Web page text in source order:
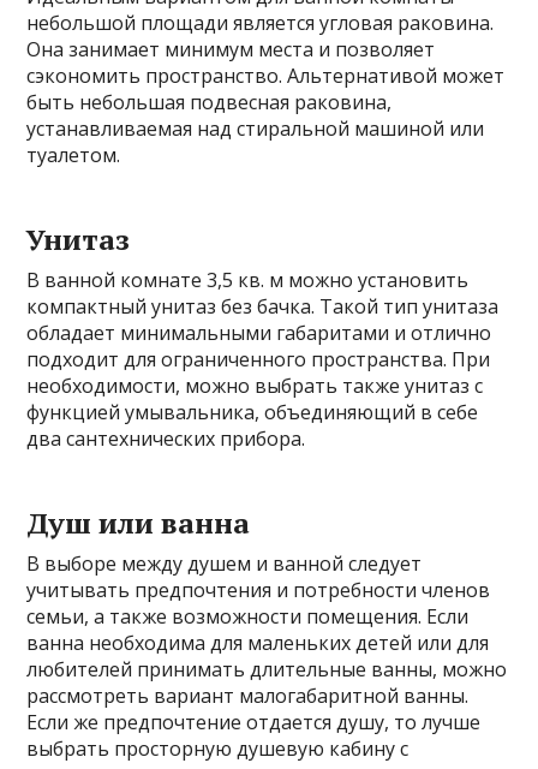
небольшой площади является угловая раковина.
Она занимает минимум места и позволяет
сэкономить пространство. Альтернативой может
быть небольшая подвесная раковина,
устанавливаемая над стиральной машиной или
туалетом.
Унитаз
В ванной комнате 3,5 кв. м можно установить
компактный унитаз без бачка. Такой тип унитаза
обладает минимальными габаритами и отлично
подходит для ограниченного пространства. При
необходимости, можно выбрать также унитаз с
функцией умывальника, объединяющий в себе
два сантехнических прибора.
Душ или ванна
В выборе между душем и ванной следует
учитывать предпочтения и потребности членов
семьи, а также возможности помещения. Если
ванна необходима для маленьких детей или для
любителей принимать длительные ванны, можно
рассмотреть вариант малогабаритной ванны.
Если же предпочтение отдается душу, то лучше
выбрать просторную душевую кабину с